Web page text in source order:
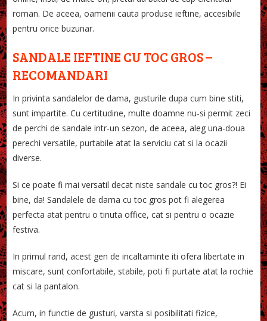
roman. De aceea, oamenii cauta produse ieftine, accesibile
pentru orice buzunar.
SANDALE IEFTINE CU TOC GROS –
RECOMANDARI
In privinta sandalelor de dama, gusturile dupa cum bine stiti,
sunt impartite. Cu certitudine, multe doamne nu-si permit zeci
de perchi de sandale intr-un sezon, de aceea, aleg una-doua
perechi versatile, purtabile atat la serviciu cat si la ocazii
diverse.
Si ce poate fi mai versatil decat niste sandale cu toc gros?! Ei
bine, da! Sandalele de dama cu toc gros pot fi alegerea
perfecta atat pentru o tinuta office, cat si pentru o ocazie
festiva.
In primul rand, acest gen de incaltaminte iti ofera libertate in
miscare, sunt confortabile, stabile, poti fi purtate atat la rochie
cat si la pantalon.
Acum, in functie de gusturi, varsta si posibilitati fizice,